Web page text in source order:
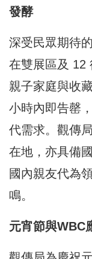
發酵
深受民眾期待
在雙展區及 12
親子家庭與收
小時內即告罄
代需求。觀傳
在地，亦具備
國內親友代為
鳴。
元宵節與WBC